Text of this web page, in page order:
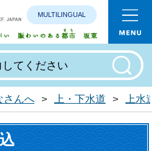
みんなで
MULTILINGUAL
さんへ > 上・下水道 > 上水